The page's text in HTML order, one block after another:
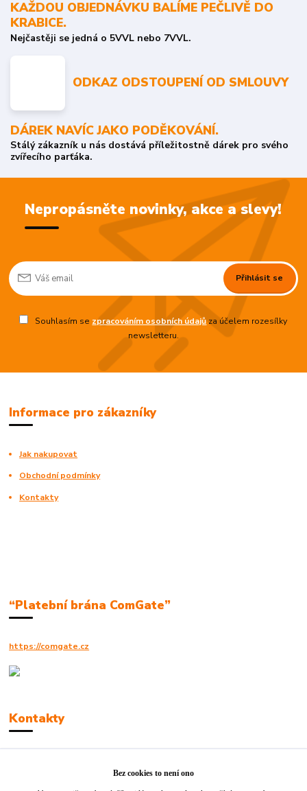
KAŽDOU OBJEDNÁVKU BALÍME PEČLIVĚ DO
KRABICE.
Nejčastěji se jedná o 5VVL nebo 7VVL.
ODKAZ ODSTOUPENÍ OD SMLOUVY
DÁREK NAVÍC JAKO PODĚKOVÁNÍ.
Stálý zákazník u nás dostává příležitostně dárek pro svého
zvířecího parťáka.
Nepropásněte novinky, akce a slevy!
Přihlásit se
Souhlasím se zpracováním osobních údajůza účelem rozesílky
newsletteru.
Informace pro zákazníky
Jak nakupovat
Obchodní podmínky
Kontakty
“Platební brána ComGate”
https://comgate.cz
Kontakty
Bez cookies to není ono